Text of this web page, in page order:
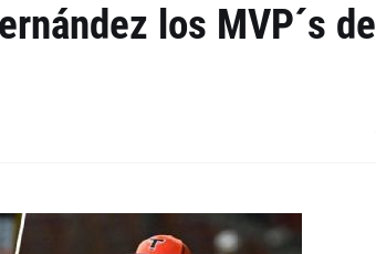
los MVP´s de